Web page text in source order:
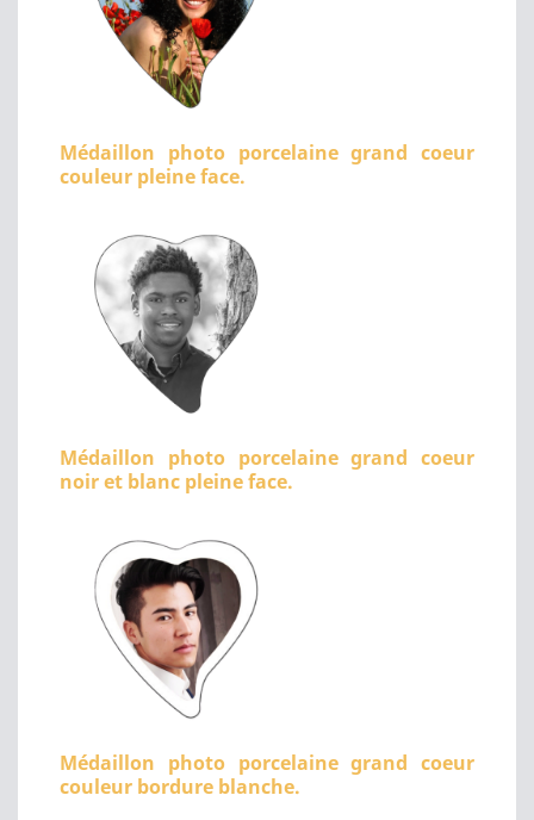
Médaillon photo porcelaine grand coeur
couleur pleine face.
Médaillon photo porcelaine grand coeur
noir et blanc pleine face.
Médaillon photo porcelaine grand coeur
couleur bordure blanche.